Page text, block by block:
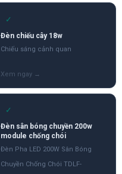
✓
Đèn chiếu cây 18w
Chiếu sáng cảnh quan
✓
Đèn sân bóng chuyền 200w
module chống chói
Đèn Pha LED 200W Sân Bóng
Chuyền Chống Chói TDLF-